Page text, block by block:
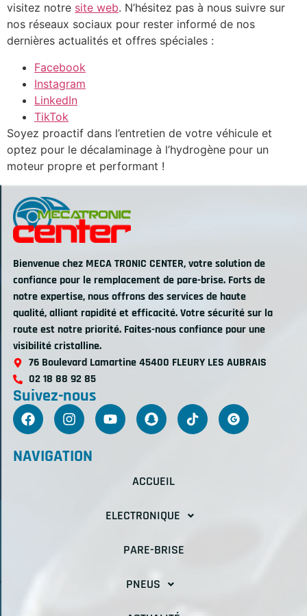
visitez notre site web. N’hésitez pas à nous suivre sur
nos réseaux sociaux pour rester informé de nos
dernières actualités et offres spéciales :
Facebook
Instagram
LinkedIn
TikTok
Soyez proactif dans l’entretien de votre véhicule et
optez pour le décalaminage à l’hydrogène pour un
moteur propre et performant !
Bienvenue chez MECA TRONIC CENTER, votre solution de
confiance pour le remplacement de pare-brise. Forts de
notre expertise, nous offrons des services de haute
qualité, alliant rapidité et efficacité. Votre sécurité sur la
route est notre priorité. Faites-nous confiance pour une
visibilité cristalline.
76 Boulevard Lamartine 45400 FLEURY LES AUBRAIS
02 18 88 92 85
Suivez-nous
NAVIGATION
ACCUEIL
ELECTRONIQUE
PARE-BRISE
PNEUS